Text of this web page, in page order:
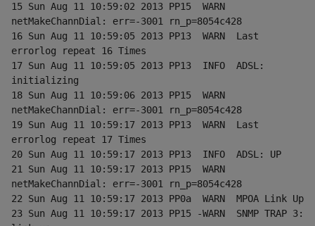
15 Sun Aug 11 10:59:02 2013 PP15  WARN
netMakeChannDial: err=-3001 rn_p=8054c428
16 Sun Aug 11 10:59:05 2013 PP13  WARN  Last
errorlog repeat 16 Times
17 Sun Aug 11 10:59:05 2013 PP13  INFO  ADSL:
initializing
18 Sun Aug 11 10:59:06 2013 PP15  WARN
netMakeChannDial: err=-3001 rn_p=8054c428
19 Sun Aug 11 10:59:17 2013 PP13  WARN  Last
errorlog repeat 17 Times
20 Sun Aug 11 10:59:17 2013 PP13  INFO  ADSL: UP
21 Sun Aug 11 10:59:17 2013 PP15  WARN
netMakeChannDial: err=-3001 rn_p=8054c428
22 Sun Aug 11 10:59:17 2013 PP0a  WARN  MPOA Link Up
23 Sun Aug 11 10:59:17 2013 PP15 -WARN  SNMP TRAP 3: